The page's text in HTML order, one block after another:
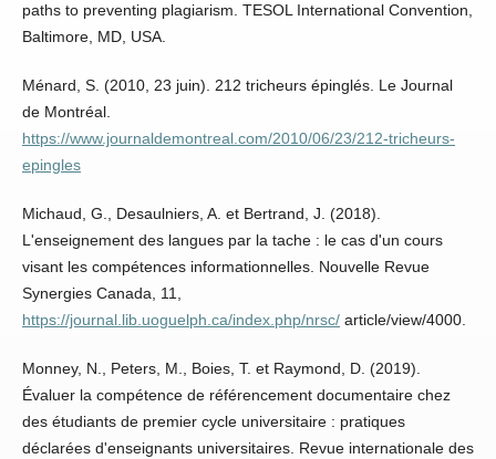
paths to preventing plagiarism. TESOL International Convention,
Baltimore, MD, USA.
Ménard, S. (2010, 23 juin). 212 tricheurs épinglés. Le Journal
de Montréal.
https://www.journaldemontreal.com/2010/06/23/212-tricheurs-
epingles
Michaud, G., Desaulniers, A. et Bertrand, J. (2018).
L'enseignement des langues par la tache : le cas d'un cours
visant les compétences informationnelles. Nouvelle Revue
Synergies Canada, 11,
https://journal.lib.uoguelph.ca/index.php/nrsc/article/view/4000.
Monney, N., Peters, M., Boies, T. et Raymond, D. (2019).
Évaluer la compétence de référencement documentaire chez
des étudiants de premier cycle universitaire : pratiques
déclarées d'enseignants universitaires. Revue internationale des